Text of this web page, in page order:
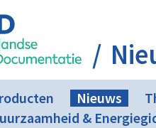
Nieuws
&